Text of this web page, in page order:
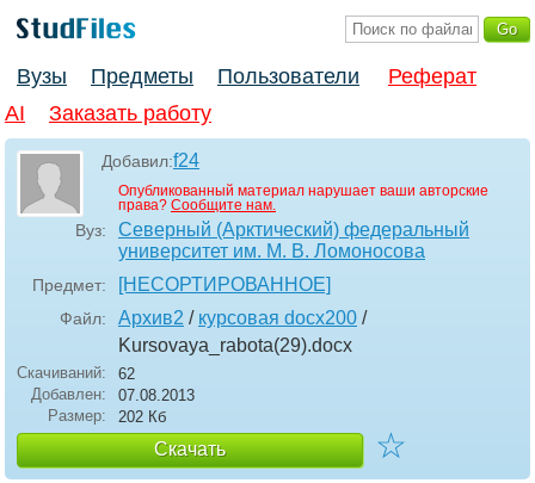
Вузы Предметы Пользователи
Реферат
AI
Заказать работу
Добавил:f24
Опубликованный материал нарушает ваши авторские
права? Сообщите нам.
Вуз:
Северный (Арктический) федеральный
университет им. М. В. Ломоносова
Предмет: [НЕСОРТИРОВАННОЕ]
Файл: Архив2 / курсовая docx200 /
Kursovaya_rabota(29).docx
Скачиваний:
62
Добавлен:
07.08.2013
Размер:
202 Кб
Скачать ☆